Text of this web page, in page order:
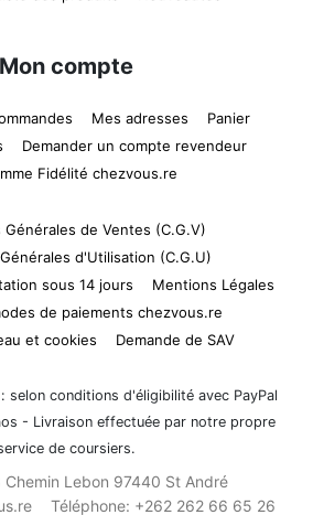
Mon compte
Mes adresses
Panier
Demander un compte revendeur
Fidélité chezvous.re
de Ventes (C.G.V)
d'Utilisation (C.G.U)
sous 14 jours
Mentions Légales
de paiements chezvous.re
et cookies
Demande de SAV
selon conditions d'éligibilité avec PayPal
- Livraison effectuée par notre propre
de coursiers.
Lebon 97440 St André
Téléphone: +262 262 66 65 26